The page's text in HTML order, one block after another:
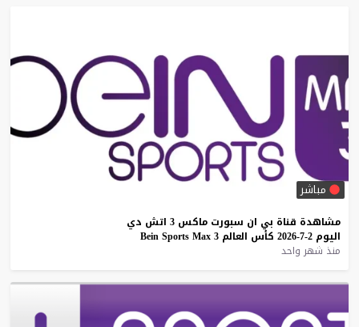
مباشر
مشاهدة قناة بي ان سبورت ماكس 3 اتش دي
اليوم 2-7-2026 كأس العالم Bein Sports Max 3
منذ شهر واحد